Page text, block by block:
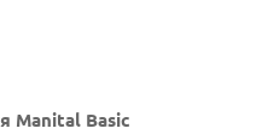
Manital Basic